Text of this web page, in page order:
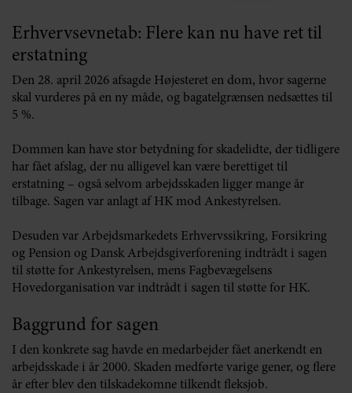
Erhvervsevnetab: Flere kan nu have ret til
erstatning
Den 28. april 2026 afsagde Højesteret en dom, hvor sagerne
skal vurderes på en ny måde, og bagatelgrænsen nedsættes til
5 %.
Dommen kan have stor betydning for skadelidte, der tidligere
har fået afslag, der nu alligevel kan være berettiget til
erstatning – også selvom arbejdsskaden ligger mange år
tilbage. Sagen var anlagt af HK mod Ankestyrelsen.
Desuden var Arbejdsmarkedets Erhvervssikring, Forsikring
og Pension og Dansk Arbejdsgiverforening indtrådt i sagen
til støtte for Ankestyrelsen, mens Fagbevægelsens
Hovedorganisation var indtrådt i sagen til støtte for HK.
Baggrund for sagen
I den konkrete sag havde en medarbejder fået anerkendt en
arbejdsskade i år 2000. Skaden medførte varige gener, og flere
år efter blev den tilskadekomne tilkendt fleksjob.